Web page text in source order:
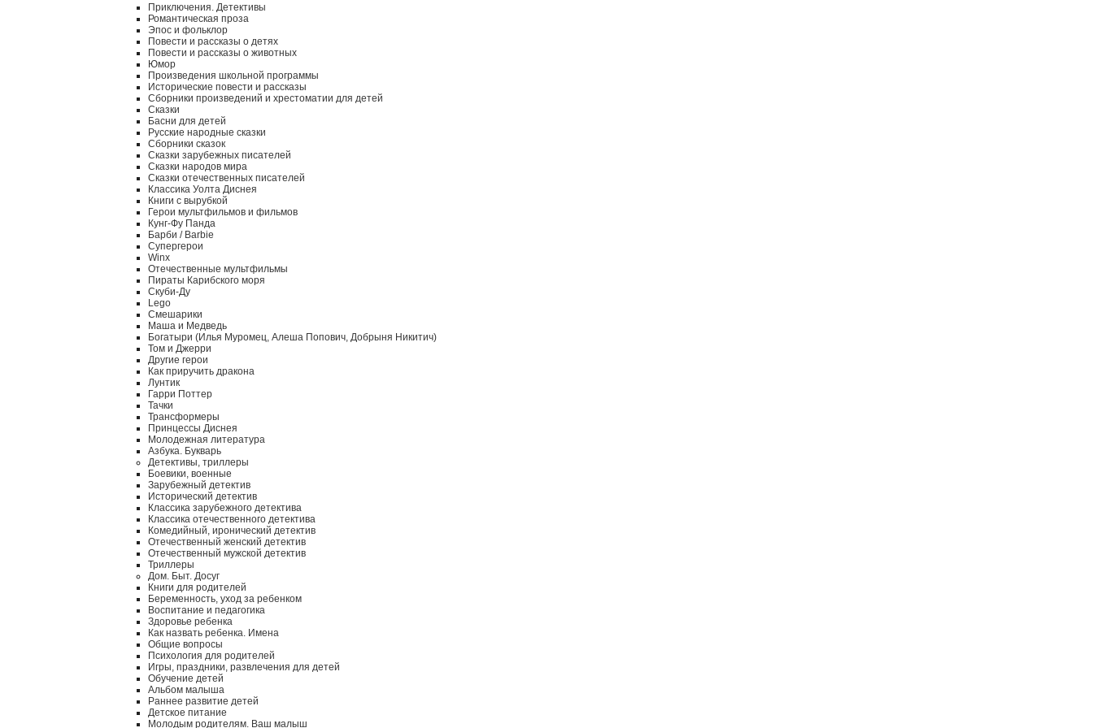
Приключения. Детективы
Романтическая проза
Эпос и фольклор
Повести и рассказы о детях
Повести и рассказы о животных
Юмор
Произведения школьной программы
Исторические повести и рассказы
Сборники произведений и хрестоматии для детей
Сказки
Басни для детей
Русские народные сказки
Сборники сказок
Сказки зарубежных писателей
Сказки народов мира
Сказки отечественных писателей
Классика Уолта Диснея
Книги с вырубкой
Герои мультфильмов и фильмов
Кунг-Фу Панда
Барби / Barbie
Супергерои
Winx
Отечественные мультфильмы
Пираты Карибского моря
Скуби-Ду
Lego
Смешарики
Маша и Медведь
Богатыри (Илья Муромец, Алеша Попович, Добрыня Никитич)
Том и Джерри
Другие герои
Как приручить дракона
Лунтик
Гарри Поттер
Тачки
Трансформеры
Принцессы Диснея
Молодежная литература
Азбука. Букварь
Детективы, триллеры
Боевики, военные
Зарубежный детектив
Исторический детектив
Классика зарубежного детектива
Классика отечественного детектива
Комедийный, иронический детектив
Отечественный женский детектив
Отечественный мужской детектив
Триллеры
Дом. Быт. Досуг
Книги для родителей
Беременность, уход за ребенком
Воспитание и педагогика
Здоровье ребенка
Как назвать ребенка. Имена
Общие вопросы
Психология для родителей
Игры, праздники, развлечения для детей
Обучение детей
Альбом малыша
Раннее развитие детей
Детское питание
Молодым родителям. Ваш малыш